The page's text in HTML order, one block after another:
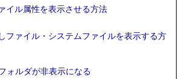
イル属性を表示させる方法
ファイル・システムファイルを表示する方
ォルダが非表示になる